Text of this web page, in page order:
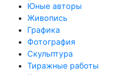
Юные авторы
Живопись
Графика
Фотография
Скульптура
Тиражные работы